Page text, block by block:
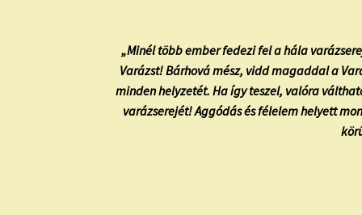
„Minél több ember fedezi fel a hála
Varázst! Bárhová mész, vidd magaddal a
minden helyzetét. Ha így teszel, valóra
varázserejét! Aggódás és félelem helyett